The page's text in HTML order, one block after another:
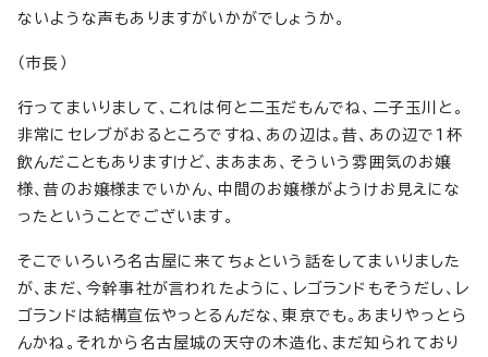
ないような声もありますがいかがでしょうか。
（市長）
行ってまいりまして、これは何と二玉だもんでね、二子玉川と。
非常にセレブがおるところですね、あの辺は。昔、あの辺で1杯
飲んだこともありますけど、まあまあ、そういう雰囲気のお嬢
様、昔のお嬢様までいかん、中間のお嬢様がようけお見えにな
ったということでございます。
そこでいろいろ名古屋に来てちょという話をしてまいりました
が、まだ、今幹事社が言われたように、レゴランドもそうだし、レ
ゴランドは結構宣伝やっとるんだな、東京でも。あまりやっとら
んかね。それから名古屋城の天守の木造化、まだ知られており